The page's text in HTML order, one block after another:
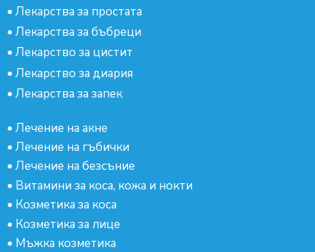
• Лекарства за простата
• Лекарства за бъбреци
• Лекарство за цистит
• Лекарство за диария
• Лекарства за запек
• Лечение на акне
• Лечение на гъбички
• Лечение на безсъние
• Витамини за коса, кожа и нокти
• Козметика за коса
• Козметика за лице
• Мъжка козметика